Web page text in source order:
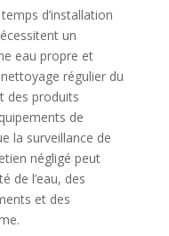
d’installation
un
eau propre et
régulier du
des produits
de
la surveillance de
négligé peut
de l’eau, des
et des